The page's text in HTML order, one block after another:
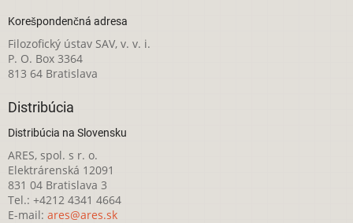
Korešpondenčná adresa
Filozofický ústav SAV, v. v. i.
P. O. Box 3364
813 64 Bratislava
Distribúcia
Distribúcia na Slovensku
ARES, spol. s r. o.
Elektrárenská 12091
831 04 Bratislava 3
Tel.: +4212 4341 4664
E-mail: ares@ares.sk